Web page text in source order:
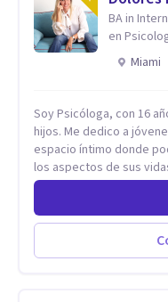
BA in
Miami
Soy Psicóloga, con 16
hijos. Me dedico a jóvenes adultos y parejas , brindándoles un
espacio íntimo donde
los aspectos de sus vidas. Conozco primero a los
el caso de niños u adolescentes, para luego
con sus hijos,
universitario y
paralelamente a los
seguridad. Hago terapia de pareja y adultos con método